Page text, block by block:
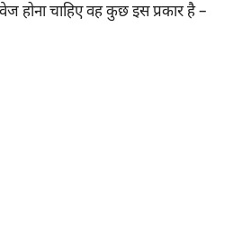
होना चाहिए वह कुछ इस प्रकार है –